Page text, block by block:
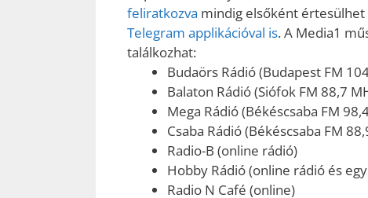
feliratkozva mindig elsőként értesülhet
Telegram applikációval is. A Media1
találkozhat:
Budaörs Rádió (Budapest FM
Balaton Rádió (Siófok FM 88,7
Mega Rádió (Békéscsaba FM
Csaba Rádió (Békéscsaba FM
Radio-B (online rádió)
Hobby Rádió (online rádió és
Radio N Café (online)